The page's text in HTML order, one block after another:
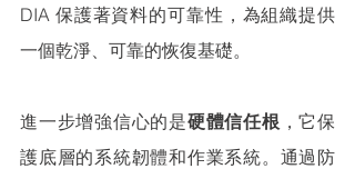
DIA 保護著資料的可靠性，為組織提供
一個乾淨、可靠的恢復基礎。
進一步增強信心的是硬體信任根 ，它保
護底層的系統韌體和作業系統。通過防